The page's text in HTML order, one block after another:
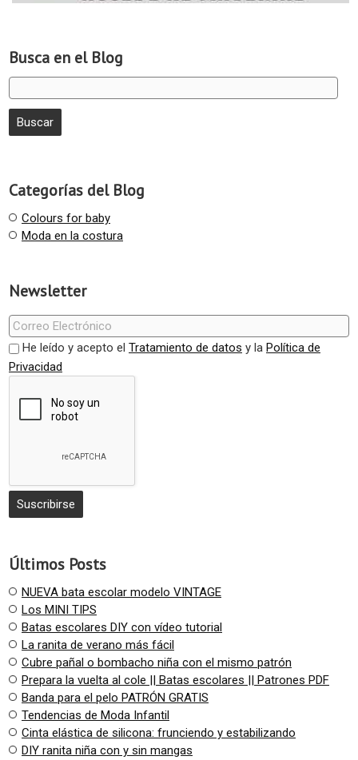
Busca en el Blog
Categorías del Blog
Colours for baby
Moda en la costura
Newsletter
He leído y acepto el Tratamiento de datos y la Política de
Privacidad
Últimos Posts
NUEVA bata escolar modelo VINTAGE
Los MINI TIPS
Batas escolares DIY con vídeo tutorial
La ranita de verano más fácil
Cubre pañal o bombacho niña con el mismo patrón
Prepara la vuelta al cole || Batas escolares || Patrones PDF
Banda para el pelo PATRÓN GRATIS
Tendencias de Moda Infantil
Cinta elástica de silicona: frunciendo y estabilizando
DIY ranita niña con y sin mangas